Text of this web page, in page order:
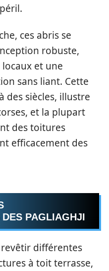
ces abris se
robuste,
et une
sans liant. Cette
des siècles, illustre
et la plupart
des toitures
efficacement des
PAGLIAGHJI
différentes
à toit terrasse,